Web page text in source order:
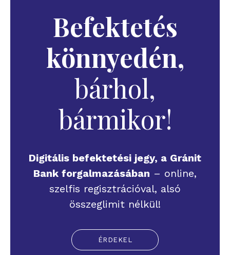
Befektetés
könnyedén,
bárhol,
bármikor!
Digitális befektetési jegy, a Gránit
Bank forgalmazásában – online,
szelfis regisztrációval, alsó
összeglimit nélkül!
ÉRDEKEL